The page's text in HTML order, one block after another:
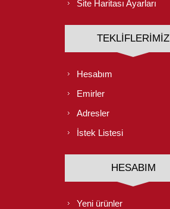
Site Haritası Ayarları
TEKLIFLERIMIZ
Hesabım
Emirler
Adresler
İstek Listesi
HESABIM
Yeni ürünler